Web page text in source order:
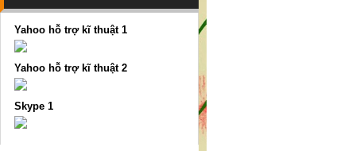
Yahoo hỗ trợ kĩ thuật 1
Yahoo hỗ trợ kĩ thuật 2
Skype 1